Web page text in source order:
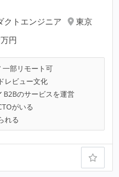
クトエンジニア
東京
万円
一部リモート可
レビュー文化
B2Bのサービスを運営
がいる
れる